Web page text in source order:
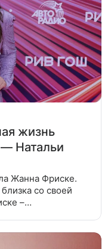
жизнь
Натальи
Жанна Фриске.
со своей
–